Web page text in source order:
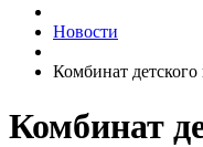
Новости
Комбинат детского
Комбинат